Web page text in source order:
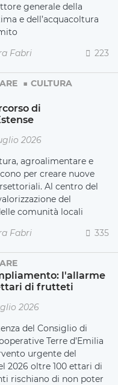
generale della
e dell’acquacoltura
Fabri
223
CULTURA
di
2026
agroalimentare e
per creare nuove
Al centro del
del
comunità locali
Fabri
335
l'allarme
di frutteti
2026
del Consiglio di
Terre d’Emilia
urgente del
2026 oltre 100 ettari di
rischiano di non poter